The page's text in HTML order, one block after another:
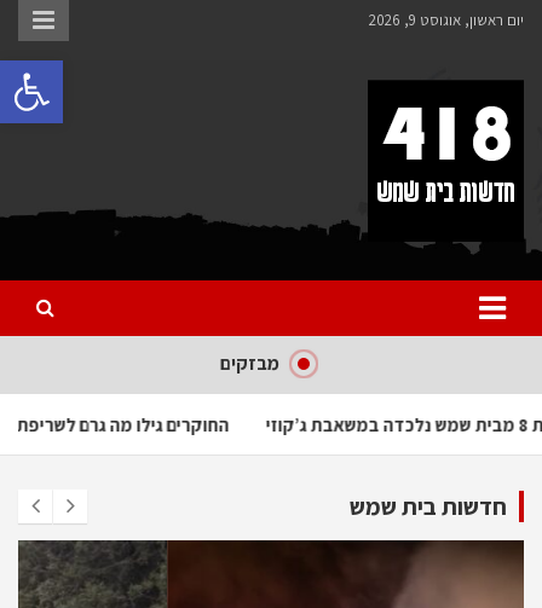
לתוכן
יום ראשון, אוגוסט 9, 2026
418 – חדשות בית שמש
כל מה שחדש ומעניין בבית שמש בכלל והחרדית בפרט
מבזקים
החוקרים כמעט אסון: בת 8 מבית שמש נלכדה במשאבת ג’קוזי
חדשות בית שמש